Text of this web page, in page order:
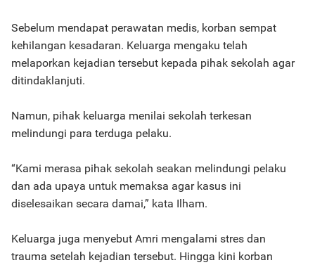
Sebelum mendapat perawatan medis, korban sempat
kehilangan kesadaran. Keluarga mengaku telah
melaporkan kejadian tersebut kepada pihak sekolah agar
ditindaklanjuti.
Namun, pihak keluarga menilai sekolah terkesan
melindungi para terduga pelaku.
“Kami merasa pihak sekolah seakan melindungi pelaku
dan ada upaya untuk memaksa agar kasus ini
diselesaikan secara damai,” kata Ilham.
Keluarga juga menyebut Amri mengalami stres dan
trauma setelah kejadian tersebut. Hingga kini korban